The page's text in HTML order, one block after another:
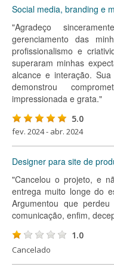
Social media, branding e
"Agradeço
gerenciamento das
profissionalismo e
superaram minhas
alcance e interação.
demonstrou
impressionada e grata."
5.0
fev. 2024 - abr. 2024
Designer para site de
"Cancelou o projeto, e
entrega muito longe do
Argumentou que
comunicação, enfim,
1.0
Cancelado